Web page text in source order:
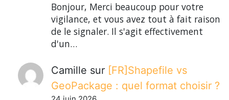
Bonjour, Merci beaucoup pour votre
vigilance, et vous avez tout à fait raison
de le signaler. Il s'agit effectivement
d'un…
Camille sur [FR]Shapefile vs
GeoPackage : quel format choisir ?